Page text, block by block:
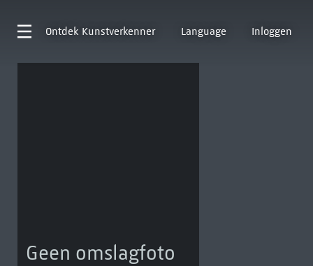
Ontdek Kunstverkenner Language Inloggen
Geen omslagfoto